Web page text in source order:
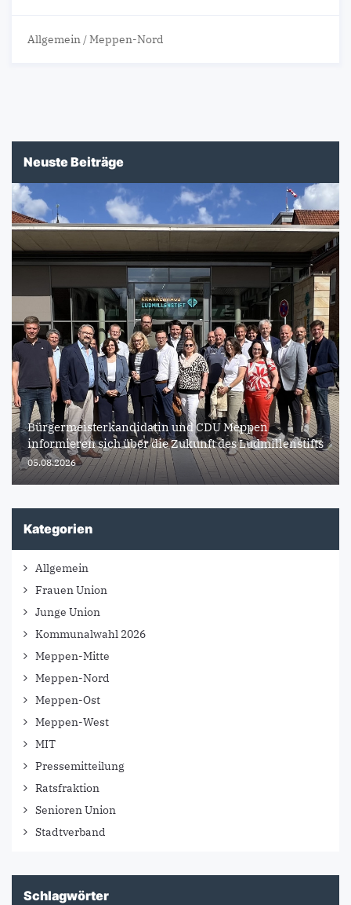
Allgemein /Meppen-Nord
Neuste Beiträge
Bürgermeisterkandidatin und CDU Meppen
informieren sich über die Zukunft des Ludmillenstifts
05.08.2026
Kategorien
Allgemein
Frauen Union
Junge Union
Kommunalwahl 2026
Meppen-Mitte
Meppen-Nord
Meppen-Ost
Meppen-West
MIT
Pressemitteilung
Ratsfraktion
Senioren Union
Stadtverband
Schlagwörter